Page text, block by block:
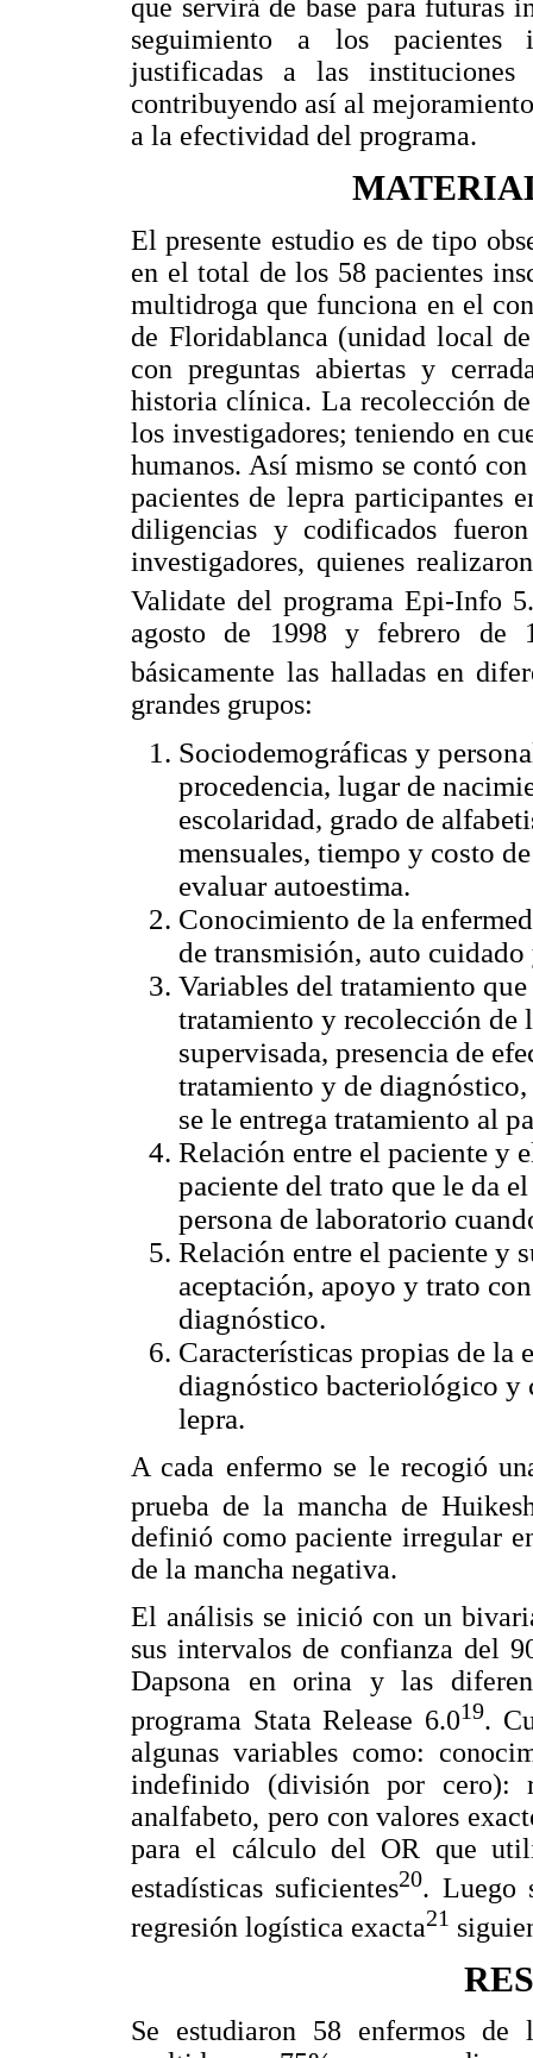
que servirá de base para futuras
seguimiento a los pacientes
justificadas a las
contribuyendo así al
a la efectividad del programa.
El presente estudio es de tipo
en el total de los 58 pacientes
multidroga que funciona en el
de Floridablanca (unidad local
con preguntas abiertas y
historia clínica. La recolección
los investigadores; teniendo en
humanos. Así mismo se contó
pacientes de lepra participantes
diligencias y codificados
investigadores, quienes
Validate del programa Epi-Info
agosto de 1998 y febrero de
básicamente las halladas en
grandes grupos:
Sociodemográficas y
procedencia, lugar de
escolaridad, grado de
mensuales, tiempo y costo
evaluar autoestima.
Conocimiento de la
de transmisión, auto
Variables del tratamiento
tratamiento y recolección de
supervisada, presencia de
tratamiento y de
se le entrega tratamiento al
Relación entre el paciente y
paciente del trato que le da
persona de laboratorio
Relación entre el paciente y
aceptación, apoyo y trato
diagnóstico.
Características propias de la
diagnóstico bacteriológico y
lepra.
A cada enfermo se le recogió
prueba de la mancha de
definió como paciente irregular
de la mancha negativa.
El análisis se inició con un
sus intervalos de confianza del
Dapsona en orina y las
programa Stata Release 6.019.
algunas variables como:
indefinido (división por cero):
analfabeto, pero con valores
para el cálculo del OR que
estadísticas suficientes20. Luego
regresión logística exacta21
Se estudiaron 58 enfermos de